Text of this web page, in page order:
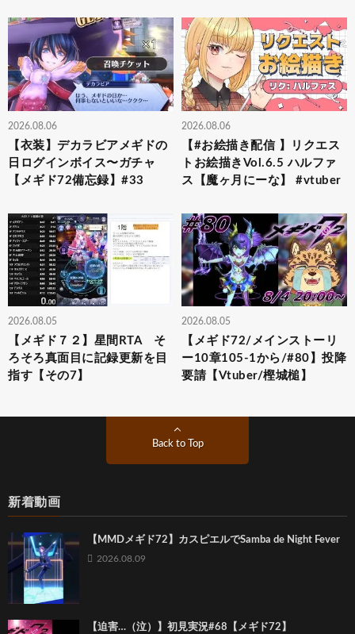
2026.08.06
【衣装】デカラビアメギドの
日ログインボイス〜ガチャ
【メギド72備忘録】#33
2026.08.06
【#お絵描き配信 】リクエス
トお絵描きVol.6.5 ハルファ
ス【魔ヶ月にーな】 #vtuber
2026.08.05
【メギド７２】星間RTA そ
ろそろ真面目に記録更新を目
指す【その7】
2026.08.05
【メギド72/メインストーリ
ー10章105-1から/#80】投降
要請【Vtuber/樫城槌】
Back to Top
新着動画
【MMDメギド72】カスピエルでSamba de Night Fever
2026.08.09
【迫害…（泣）】初見実況#68【メギド72】